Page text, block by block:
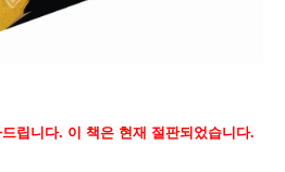
립니다. 이 책은 현재 절판되었습니다.